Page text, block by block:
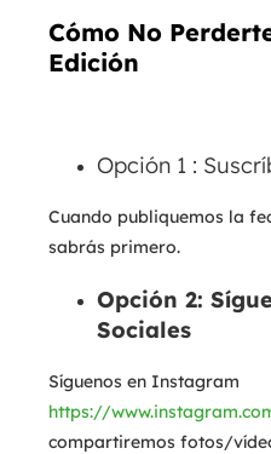
Cómo No
Edición
Opción 1 :
Cuando publiquemos la
sabrás primero.
Opción 2:
Sociales
Síguenos en Instagram
https://
compartiremos fotos/